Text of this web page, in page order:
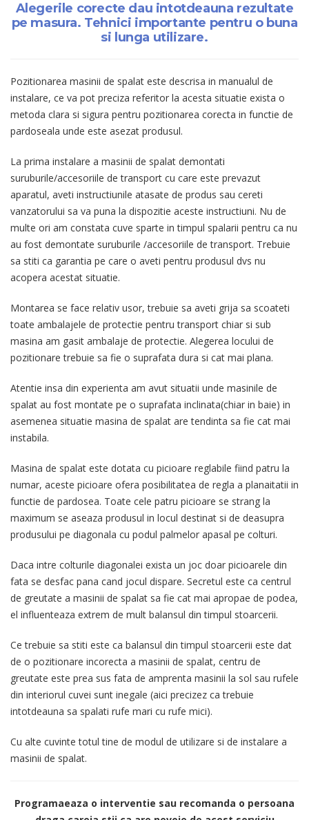
Alegerile corecte dau intotdeauna rezultate
pe masura. Tehnici importante pentru o buna
si lunga utilizare.
Pozitionarea masinii de spalat este descrisa in manualul de
instalare, ce va pot preciza referitor la acesta situatie exista o
metoda clara si sigura pentru pozitionarea corecta in functie de
pardoseala unde este asezat produsul.
La prima instalare a masinii de spalat demontati
suruburile/accesoriile de transport cu care este prevazut
aparatul, aveti instructiunile atasate de produs sau cereti
vanzatorului sa va puna la dispozitie aceste instructiuni. Nu de
multe ori am constata cuve sparte in timpul spalarii pentru ca nu
au fost demontate suruburile /accesoriile de transport. Trebuie
sa stiti ca garantia pe care o aveti pentru produsul dvs nu
acopera acestat situatie.
Montarea se face relativ usor, trebuie sa aveti grija sa scoateti
toate ambalajele de protectie pentru transport chiar si sub
masina am gasit ambalaje de protectie. Alegerea locului de
pozitionare trebuie sa fie o suprafata dura si cat mai plana.
Atentie insa din experienta am avut situatii unde masinile de
spalat au fost montate pe o suprafata inclinata(chiar in baie) in
asemenea situatie masina de spalat are tendinta sa fie cat mai
instabila.
Masina de spalat este dotata cu picioare reglabile fiind patru la
numar, aceste picioare ofera posibilitatea de regla a planaitatii in
functie de pardosea. Toate cele patru picioare se strang la
maximum se aseaza produsul in locul destinat si de deasupra
produsului pe diagonala cu podul palmelor apasal pe colturi.
Daca intre colturile diagonalei exista un joc doar picioarele din
fata se desfac pana cand jocul dispare. Secretul este ca centrul
de greutate a masinii de spalat sa fie cat mai apropae de podea,
el influenteaza extrem de mult balansul din timpul stoarcerii.
Ce trebuie sa stiti este ca balansul din timpul stoarcerii este dat
de o pozitionare incorecta a masinii de spalat, centru de
greutate este prea sus fata de amprenta masinii la sol sau rufele
din interiorul cuvei sunt inegale (aici precizez ca trebuie
intotdeauna sa spalati rufe mari cu rufe mici).
Cu alte cuvinte totul tine de modul de utilizare si de instalare a
masinii de spalat.
Programaeaza o interventie sau recomanda o persoana